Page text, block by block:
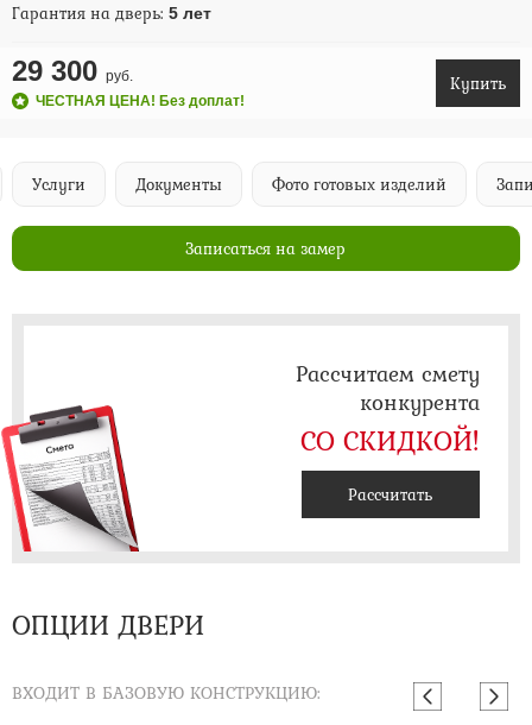
Гарантия на дверь: 5 лет
29 300 руб.
ЧЕСТНАЯ ЦЕНА! Без доплат!
Купить
Услуги Документы Фото готовых изделий
Записаться на замер
Рассчитаем смету
конкурента
СО СКИДКОЙ!
Рассчитать
ОПЦИИ ДВЕРИ
ВХОДИТ В БАЗОВУЮ КОНСТРУКЦИЮ: